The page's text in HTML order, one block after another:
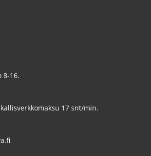
8-16.
17 snt/min.